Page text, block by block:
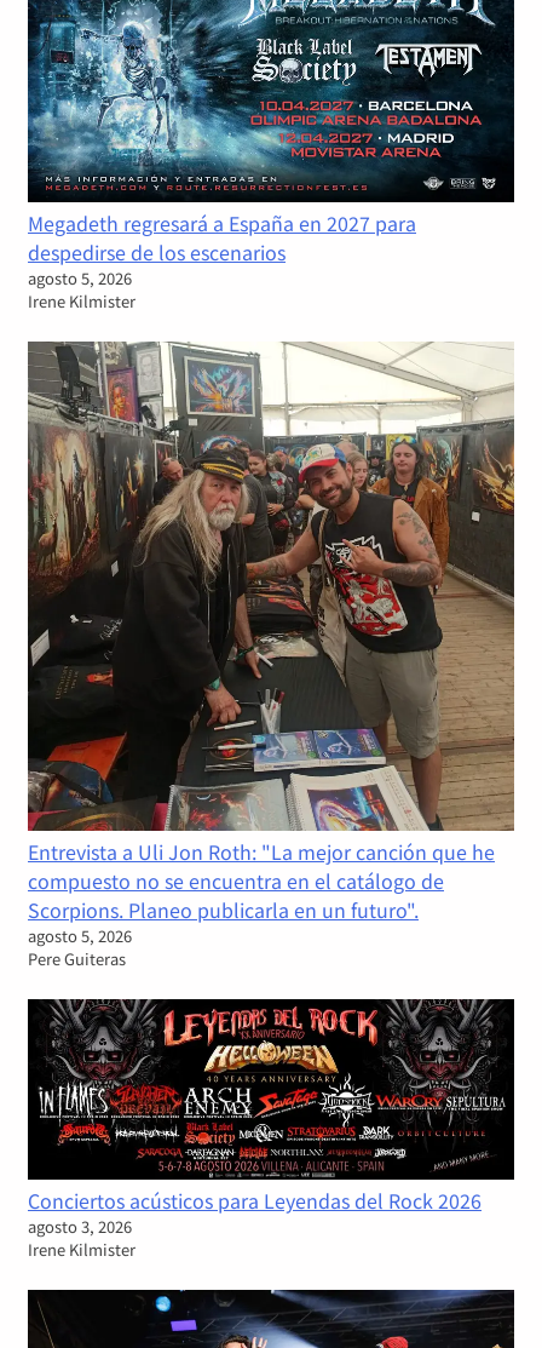
Megadeth regresará a España en 2027 para
despedirse de los escenarios
agosto 5, 2026
Irene Kilmister
Entrevista a Uli Jon Roth: "La mejor canción que he
compuesto no se encuentra en el catálogo de
Scorpions. Planeo publicarla en un futuro".
agosto 5, 2026
Pere Guiteras
Conciertos acústicos para Leyendas del Rock 2026
agosto 3, 2026
Irene Kilmister